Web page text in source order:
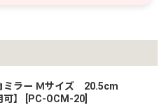
ミラー Ｍサイズ 20.5cm
】
PC-OCM-20